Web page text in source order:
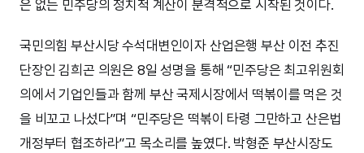
은 없는 민주당의 정치적 계산이 분격적으로 시작된 것이다.
국민의힘 부산시당 수석대변인이자 산업은행 부산 이전 추진
단장인 김희곤 의원은 8일 성명을 통해 “민주당은 최고위원회
의에서 기업인들과 함께 부산 국제시장에서 떡볶이를 먹은 것
을 비꼬고 나섰다”며 “민주당은 떡볶이 타령 그만하고 산은법
개정부터 협조하라”고 목소리를 높였다. 박형준 부산시장도